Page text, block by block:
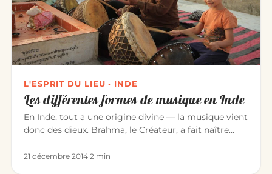
L'ESPRIT DU LIEU · INDE
Les différentes formes de musique en Inde
En Inde, tout a une origine divine — la musique vient
donc des dieux. Brahmā, le Créateur, a fait naître
21 décembre 2014·2 min